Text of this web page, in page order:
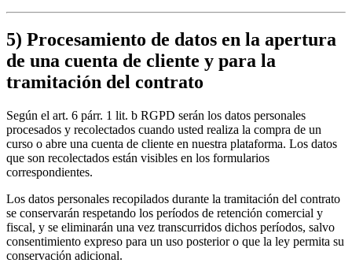
5) Procesamiento de datos en la apertura
de una cuenta de cliente y para la
tramitación del contrato
Según el art. 6 párr. 1 lit. b RGPD serán los datos personales
procesados y recolectados cuando usted realiza la compra de un
curso o abre una cuenta de cliente en nuestra plataforma. Los datos
que son recolectados están visibles en los formularios
correspondientes.
Los datos personales recopilados durante la tramitación del contrato
se conservarán respetando los períodos de retención comercial y
fiscal, y se eliminarán una vez transcurridos dichos períodos, salvo
consentimiento expreso para un uso posterior o que la ley permita su
conservación adicional.